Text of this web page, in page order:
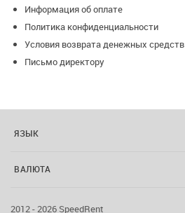
Информация об оплате
Политика конфиденциальности
Условия возврата денежных средств
Письмо директору
ЯЗЫК
ВАЛЮТА
2012 - 2026 SpeedRent